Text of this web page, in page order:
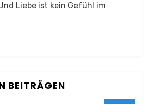
Liebe ist kein Gefühl im
BEITRÄGEN